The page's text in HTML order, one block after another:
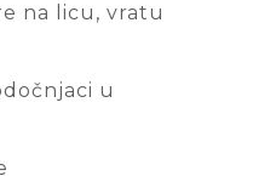
na licu, vratu
u